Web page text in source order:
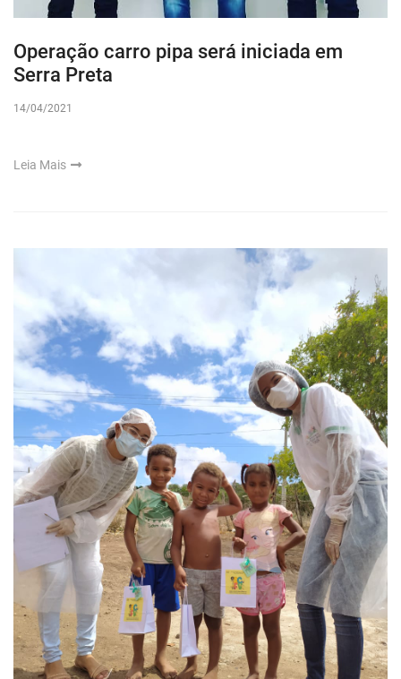
Operação carro pipa será iniciada em
Serra Preta
14/04/2021
Leia Mais